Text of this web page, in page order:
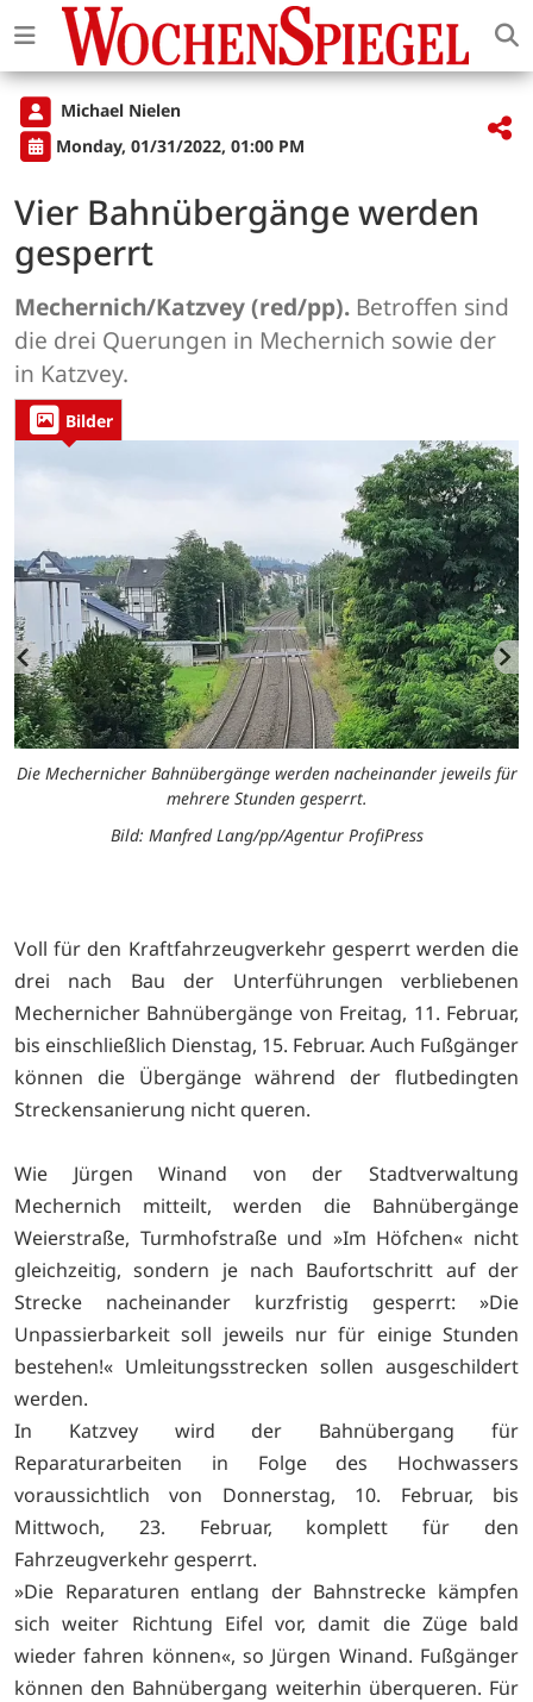
Michael Nielen
Monday, 01/31/2022, 01:00 PM
Vier Bahnübergänge werden
gesperrt
Mechernich/Katzvey (red/pp). Betroffen sind
die drei Querungen in Mechernich sowie der
in Katzvey.
Bilder
Die Mechernicher Bahnübergänge werden nacheinander jeweils für
mehrere Stunden gesperrt.
Bild: Manfred Lang/pp/Agentur ProfiPress
Voll für den Kraftfahrzeugverkehr gesperrt werden die
drei nach Bau der Unterführungen verbliebenen
Mechernicher Bahnübergänge von Freitag, 11. Februar,
bis einschließlich Dienstag, 15. Februar. Auch Fußgänger
können die Übergänge während der flutbedingten
Streckensanierung nicht queren.
Wie Jürgen Winand von der Stadtverwaltung
Mechernich mitteilt, werden die Bahnübergänge
Weierstraße, Turmhofstraße und »Im Höfchen« nicht
gleichzeitig, sondern je nach Baufortschritt auf der
Strecke nacheinander kurzfristig gesperrt: »Die
Unpassierbarkeit soll jeweils nur für einige Stunden
bestehen!« Umleitungsstrecken sollen ausgeschildert
werden.
In Katzvey wird der Bahnübergang für
Reparaturarbeiten in Folge des Hochwassers
voraussichtlich von Donnerstag, 10. Februar, bis
Mittwoch, 23. Februar, komplett für den
Fahrzeugverkehr gesperrt.
»Die Reparaturen entlang der Bahnstrecke kämpfen
sich weiter Richtung Eifel vor, damit die Züge bald
wieder fahren können«, so Jürgen Winand. Fußgänger
können den Bahnübergang weiterhin überqueren. Für